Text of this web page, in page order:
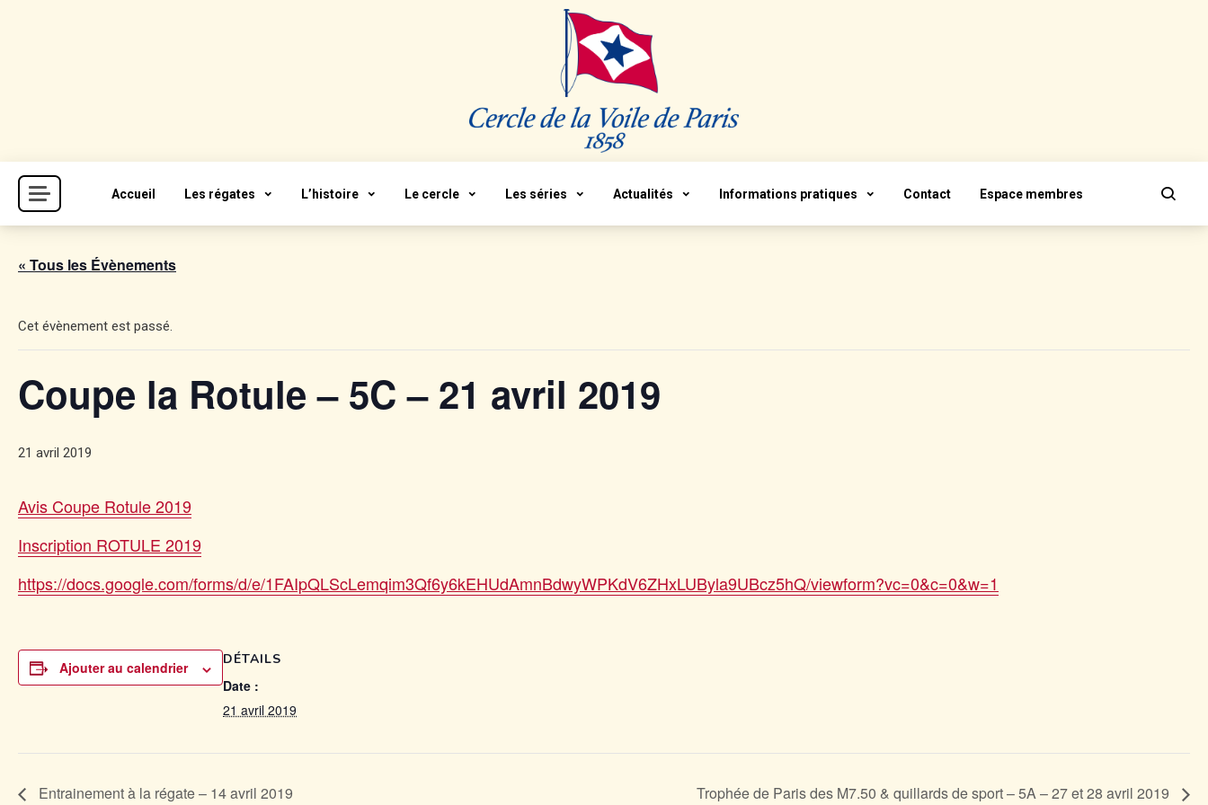
CVP
Cercle de la Voile de Paris
Accueil Les régates L’histoire Le cercle Les séries Actualités Informations pratiques Contact Espace membres
« Tous les Évènements
Cet évènement est passé.
Coupe la Rotule – 5C – 21 avril 2019
21 avril 2019
Avis Coupe Rotule 2019
Inscription ROTULE 2019
https://docs.google.com/forms/d/e/1FAIpQLScLemqim3Qf6y6kEHUdAmnBdwyWPKdV6ZHxLUByla9UBcz5hQ/viewform?vc=0&c=0&w=1
Ajouter au calendrier DÉTAILS
Date :
21 avril 2019
Entrainement à la régate – 14 avril 2019 Trophée de Paris des M7.50 & quillards de sport – 5A – 27 et 28 avril 2019